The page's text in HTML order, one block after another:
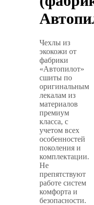
Чехлы из
экокожи от
фабрики
«Автопилот»
сшиты по
оригинальным
лекалам из
материалов
премиум
класса, с
учетом всех
особенностей
поколения и
комплектации.
Не
препятствуют
работе систем
комфорта и
безопасности.